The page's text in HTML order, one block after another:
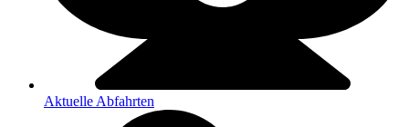
Aktuelle Abfahrten